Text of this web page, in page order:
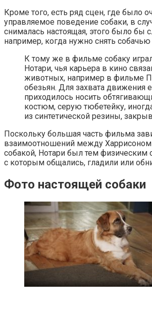
Кроме того, есть ряд сцен, где было
управляемое поведение собаки, в
снималась настоящая, этого было бы
например, когда нужно снять собачью
К тому же в фильме собаку
Нотари, чья карьера в кино
животных, например в фильме
обезьян. Для захвата движения
приходилось носить
костюм, серую тюбетейку,
из синтетической резины,
Поскольку большая часть фильма
взаимоотношений между
собакой, Нотари был тем физическим
с которым общались, гладили или
Фото настоящей собаки